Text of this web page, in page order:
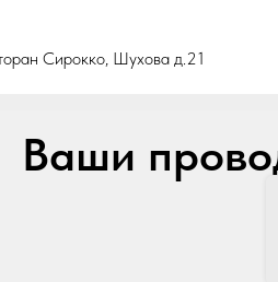
Сирокко, Шухова д.21
Ваши